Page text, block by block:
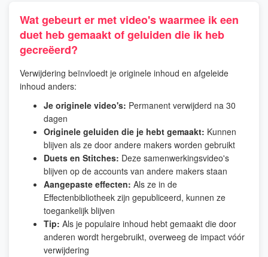
Wat gebeurt er met video's waarmee ik een
duet heb gemaakt of geluiden die ik heb
gecreëerd?
Verwijdering beïnvloedt je originele inhoud en afgeleide
inhoud anders:
Je originele video's: Permanent verwijderd na 30
dagen
Originele geluiden die je hebt gemaakt: Kunnen
blijven als ze door andere makers worden gebruikt
Duets en Stitches: Deze samenwerkingsvideo's
blijven op de accounts van andere makers staan
Aangepaste effecten: Als ze in de
Effectenbibliotheek zijn gepubliceerd, kunnen ze
toegankelijk blijven
Tip: Als je populaire inhoud hebt gemaakt die door
anderen wordt hergebruikt, overweeg de impact vóór
verwijdering